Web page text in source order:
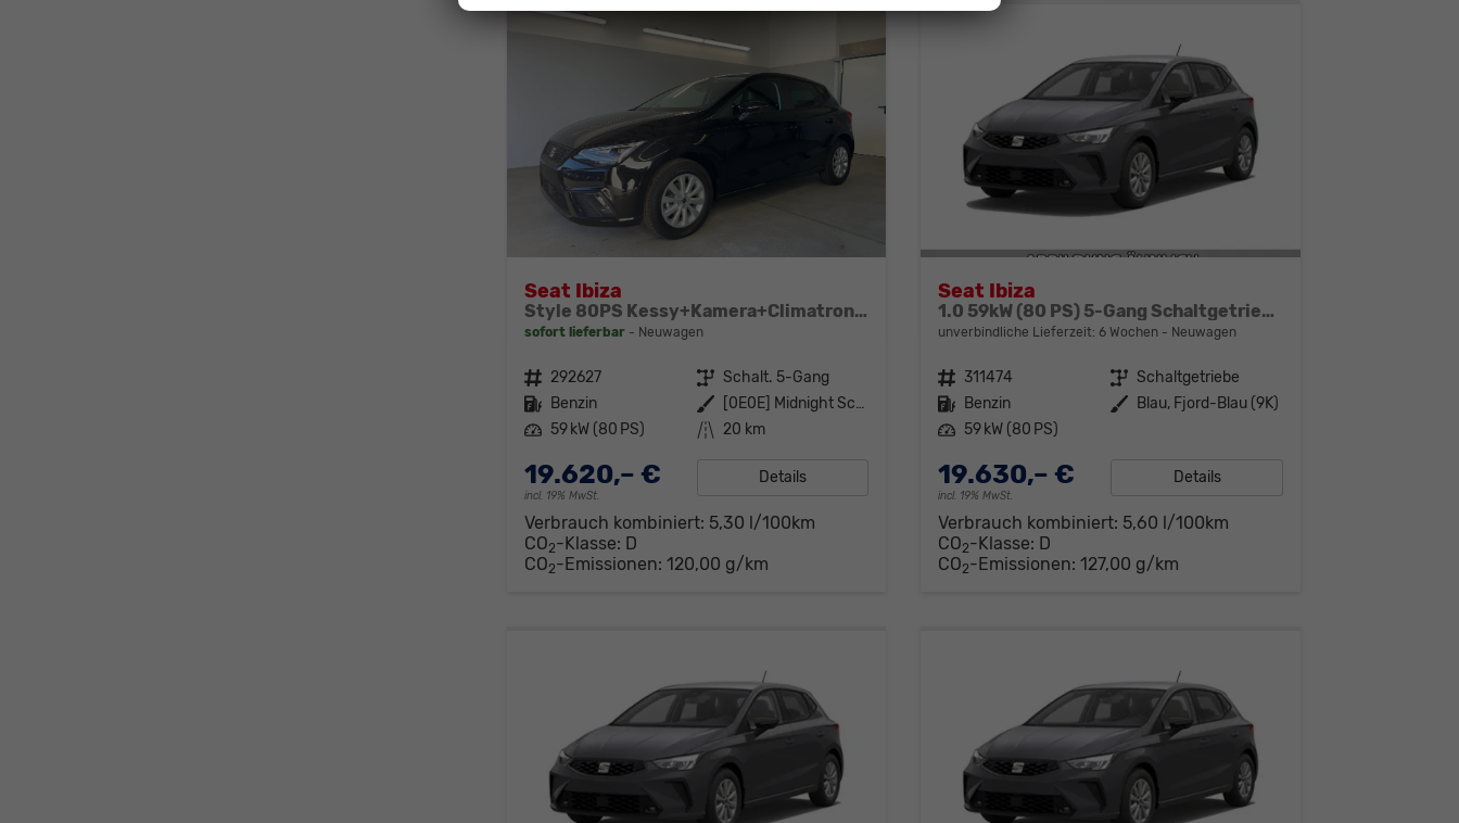
Seat Ibiza
Style 80PS Kessy+Kamera+Climatronic+Alu+PDCvohi+Sitzheiz+App-Connect+DAB
sofort lieferbar Neuwagen
Fahrzeugnr. 292627 Getriebe Schalt. 5-Gang
Kraftstoff Benzin Außenfarbe
[0E0E] Midnight Schwarz Metallic
Leistung 59 kW (80 PS) Kilometerstand 20 km
19.620,– €
incl. 19% MwSt.
Details
Verbrauch kombiniert: 5,30 l/100km
CO2-Klasse: D
CO2-Emissionen: 120,00 g/km
Seat Ibiza
1.0 59kW (80 PS) 5-Gang Schaltgetriebe
unverbindliche Lieferzeit: 6 Wochen Neuwagen
Fahrzeugnr. 311474 Getriebe Schaltgetriebe
Kraftstoff Benzin Außenfarbe Blau, Fjord-Blau (9K)
Leistung 59 kW (80 PS)
19.630,– €
incl. 19% MwSt.
Details
Verbrauch kombiniert: 5,60 l/100km
CO2-Klasse: D
CO2-Emissionen:127,00 g/km